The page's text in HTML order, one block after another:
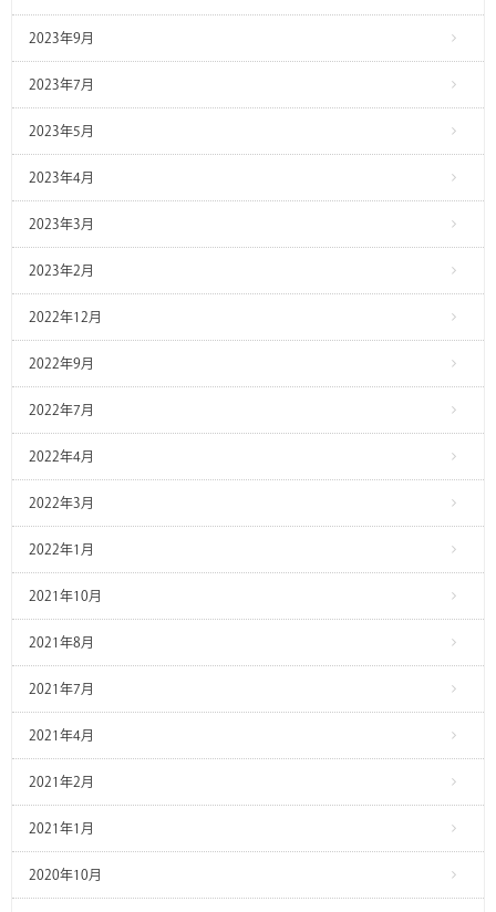
2023年9月
2023年7月
2023年5月
2023年4月
2023年3月
2023年2月
2022年12月
2022年9月
2022年7月
2022年4月
2022年3月
2022年1月
2021年10月
2021年8月
2021年7月
2021年4月
2021年2月
2021年1月
2020年10月